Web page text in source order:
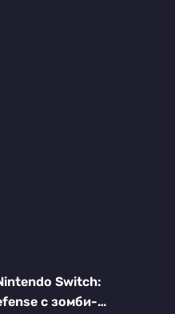
Switch:
с зомби-